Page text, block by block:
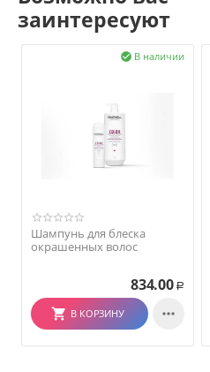
заинтересуют
В наличии

Шампунь для блеска
окрашенных волос
834.00 Р
В КОРЗИНУ 